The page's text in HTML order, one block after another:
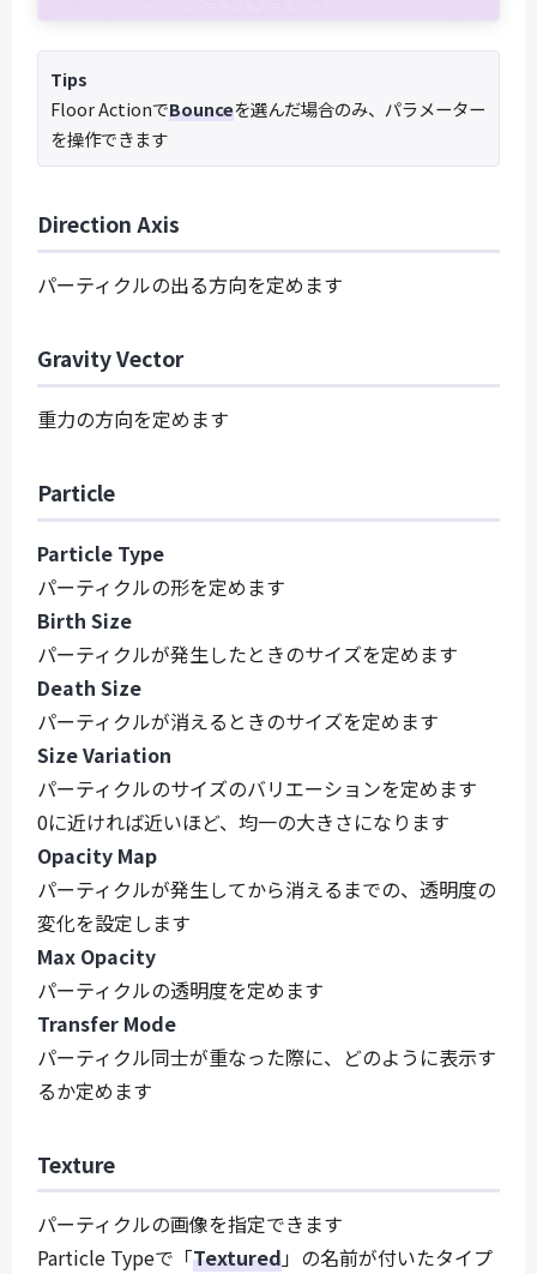
Tips
Floor ActionでBounceを選んだ場合のみ、パラメーター
を操作できます
Direction Axis
パーティクルの出る方向を定めます
Gravity Vector
重力の方向を定めます
Particle
Particle Type
パーティクルの形を定めます
Birth Size
パーティクルが発生したときのサイズを定めます
Death Size
パーティクルが消えるときのサイズを定めます
Size Variation
パーティクルのサイズのバリエーションを定めます
0に近ければ近いほど、均一の大きさになります
Opacity Map
パーティクルが発生してから消えるまでの、透明度の
変化を設定します
Max Opacity
パーティクルの透明度を定めます
Transfer Mode
パーティクル同士が重なった際に、どのように表示す
るか定めます
Texture
パーティクルの画像を指定できます
Particle Typeで「Textured」の名前が付いたタイプ